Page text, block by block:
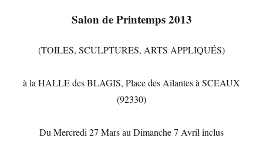
Salon de Printemps 2013
(TOILES, SCULPTURES, ARTS APPLIQUÉS)
à la HALLE des BLAGIS, Place des Ailantes à SCEAUX
(92330)
Du Mercredi 27 Mars au Dimanche 7 Avril inclus